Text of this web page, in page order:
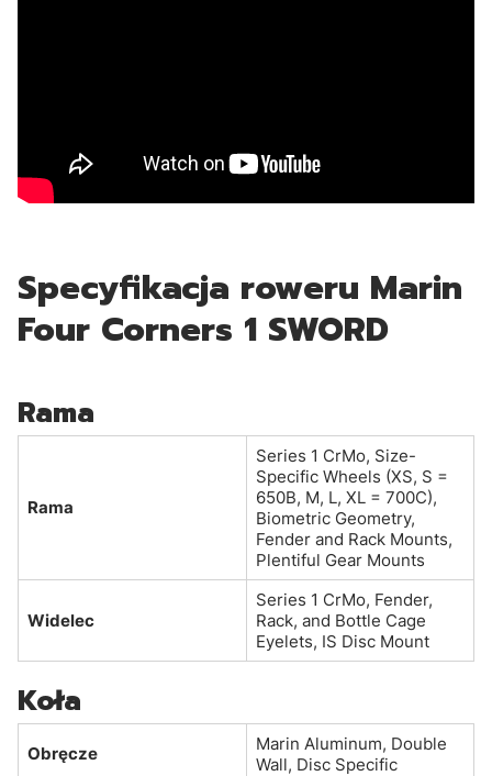
Specyfikacja roweru Marin
Four Corners 1 SWORD
Rama
Rama
Series 1 CrMo, Size-
Specific Wheels (XS, S =
650B, M, L, XL = 700C),
Biometric Geometry,
Fender and Rack Mounts,
Plentiful Gear Mounts
Widelec
Series 1 CrMo, Fender,
Rack, and Bottle Cage
Eyelets, IS Disc Mount
Koła
Obręcze
Marin Aluminum, Double
Wall, Disc Specific